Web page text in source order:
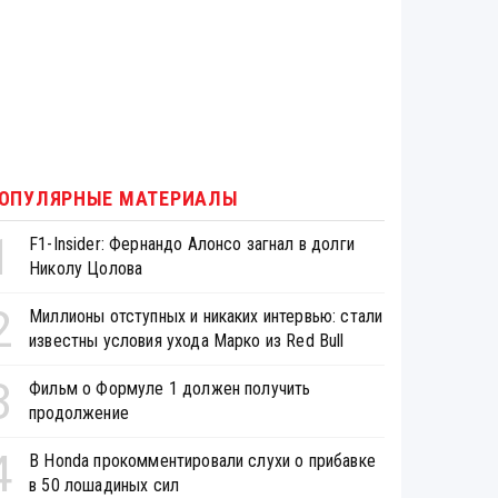
МАТЕРИАЛЫ
F1-Insider: Фернандо Алонсо загнал в долги
Николу Цолова
Миллионы отступных и никаких интервью: стали
известны условия ухода Марко из Red Bull
Фильм о Формуле 1 должен получить
продолжение
В Honda прокомментировали слухи о прибавке
в 50 лошадиных сил